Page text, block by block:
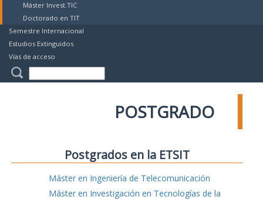
Máster Invest.TIC
Doctorado en TIT
Semestre Internacional
Estudios Extinguidos
Vías de acceso
POSTGRADO
Postgrados en la ETSIT
Máster en Ingeniería de Telecomunicación
Máster en Investigación en Tecnologías de la